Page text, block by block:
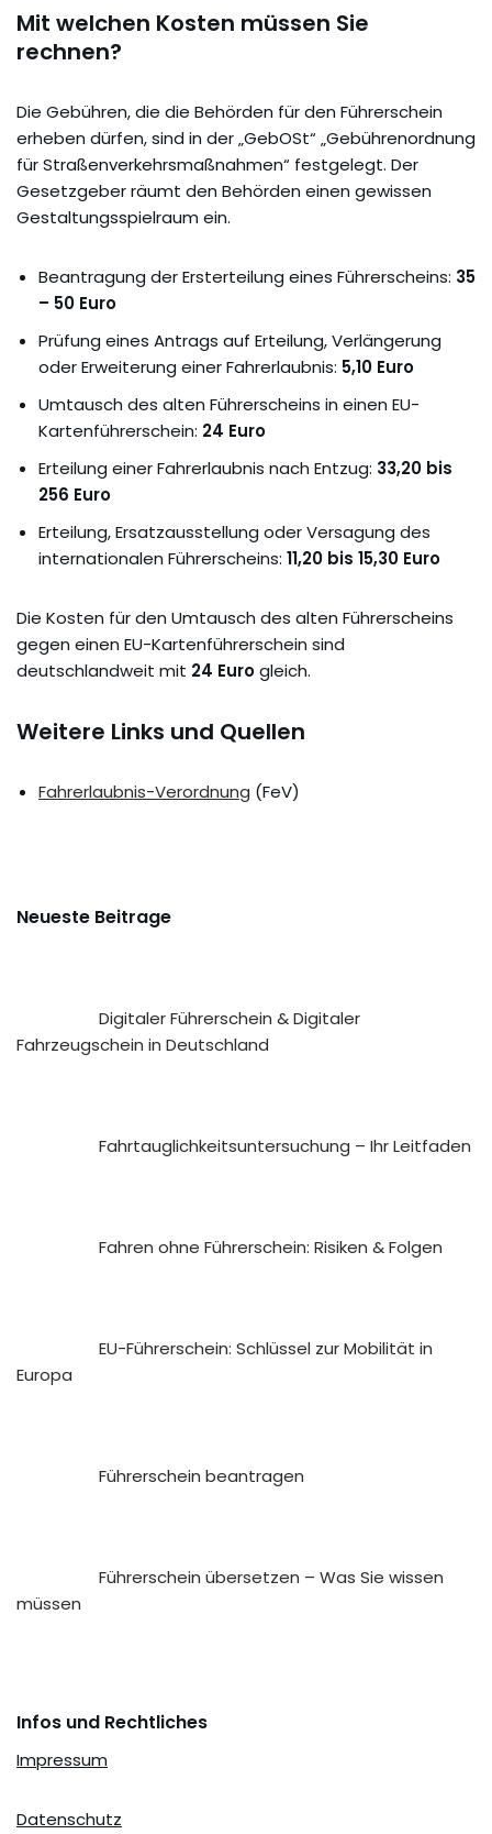
Mit welchen Kosten müssen Sie
rechnen?
Die Gebühren, die die Behörden für den Führerschein
erheben dürfen, sind in der „GebOSt“ „Gebührenordnung
für Straßenverkehrsmaßnahmen“ festgelegt. Der
Gesetzgeber räumt den Behörden einen gewissen
Gestaltungsspielraum ein.
Beantragung der Ersterteilung eines Führerscheins: 35
– 50 Euro
Prüfung eines Antrags auf Erteilung, Verlängerung
oder Erweiterung einer Fahrerlaubnis: 5,10 Euro
Umtausch des alten Führerscheins in einen EU-
Kartenführerschein: 24 Euro
Erteilung einer Fahrerlaubnis nach Entzug: 33,20 bis
256 Euro
Erteilung, Ersatzausstellung oder Versagung des
internationalen Führerscheins: 11,20 bis 15,30 Euro
Die Kosten für den Umtausch des alten Führerscheins
gegen einen EU-Kartenführerschein sind
deutschlandweit mit 24 Eurogleich.
Weitere Links und Quellen
Fahrerlaubnis-Verordnung (FeV)
Neueste Beitrage
Digitaler Führerschein & Digitaler
Fahrzeugschein in Deutschland
Fahrtauglichkeits­untersuchung – Ihr Leitfaden
Fahren ohne Führerschein: Risiken & Folgen
EU-Führerschein: Schlüssel zur Mobilität in
Europa
Führerschein beantragen
Führerschein übersetzen – Was Sie wissen
müssen
Infos und Rechtliches
Impressum
Datenschutz